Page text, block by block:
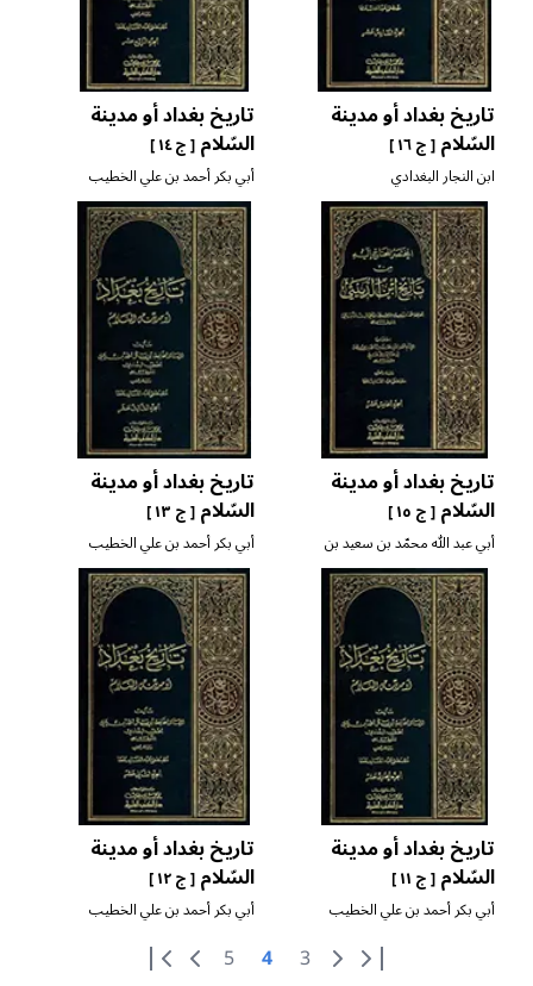
تاريخ بغداد أو مدينة
السّلام[ ج ١٦ ]
ابن النجار البغدادي
تاريخ بغداد أو مدينة
السّلام[ ج ١٤ ]
أبي بكر أحمد بن علي الخطيب
البغدادي
تاريخ بغداد أو مدينة
السّلام[ ج ١٥ ]
أبي عبد الله محمّد بن سعيد بن
الدبيثي
تاريخ بغداد أو مدينة
السّلام[ ج ١٣ ]
أبي بكر أحمد بن علي الخطيب
البغدادي
تاريخ بغداد أو مدينة
السّلام[ ج ١١ ]
أبي بكر أحمد بن علي الخطيب
البغدادي
تاريخ بغداد أو مدينة
السّلام[ ج ١٢ ]
أبي بكر أحمد بن علي الخطيب
البغدادي
3
4
5